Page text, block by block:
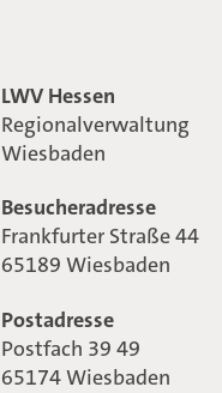
LWV Hessen
Regionalverwaltung
Wiesbaden
Besucheradresse
Frankfurter Straße 44
65189 Wiesbaden
Postadresse
Postfach 39 49
65174 Wiesbaden